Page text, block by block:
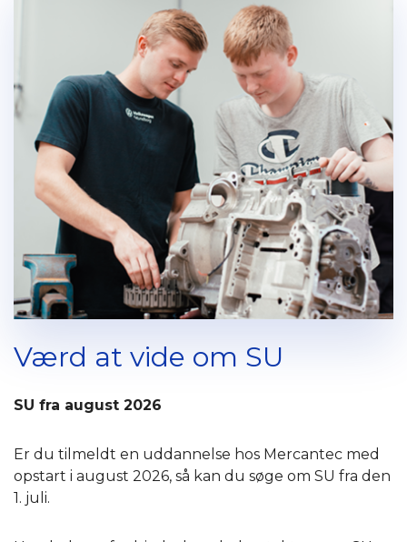
Værd at vide om SU
SU fra august 2026
Er du tilmeldt en uddannelse hos Mercantec med
opstart i august 2026, så kan du søge om SU fra den
1. juli.